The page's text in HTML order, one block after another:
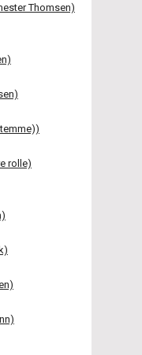
Thomsen)
rolle)